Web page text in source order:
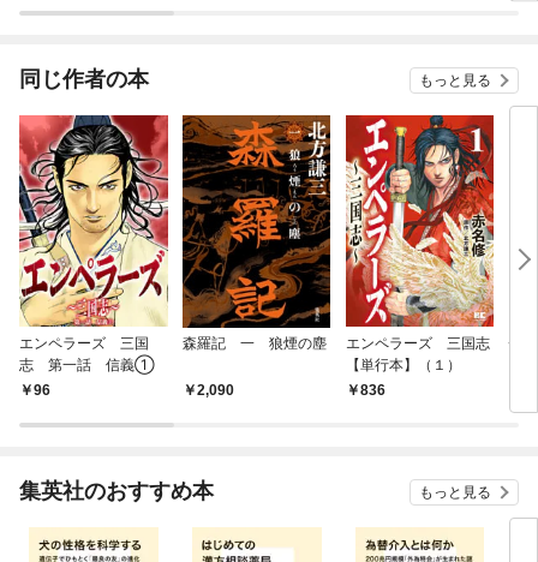
同じ作者の本 もっと見る
エンペラーズ 三国
志 第一話 信義①
96
森羅記 一 狼煙の塵
2,090
エンペラーズ 三国志
【単行本】（１）
836
チ
集英社のおすすめ本 もっと見る